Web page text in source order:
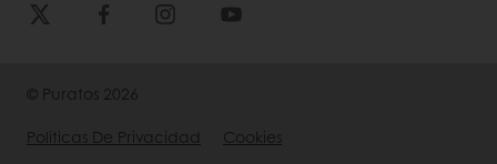
© Puratos 2026
Politicas De Privacidad
Cookies